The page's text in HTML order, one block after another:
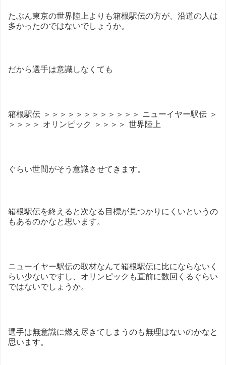
たぶん東京の世界陸上よりも箱根駅伝の方が、沿道の人は
多かったのではないでしょうか。
だから選手は意識しなくても
箱根駅伝 ＞＞＞＞＞＞＞＞＞＞＞＞ ニューイヤー駅伝 ＞
＞＞＞＞ オリンピック ＞＞＞＞ 世界陸上
ぐらい世間がそう意識させてきます。
箱根駅伝を終えると次なる目標が見つかりにくいというの
もあるのかなと思います。
ニューイヤー駅伝の取材なんて箱根駅伝に比にならないく
らい少ないですし、オリンピックも直前に数回くるぐらい
ではないでしょうか。
選手は無意識に燃え尽きてしまうのも無理はないのかなと
思います。